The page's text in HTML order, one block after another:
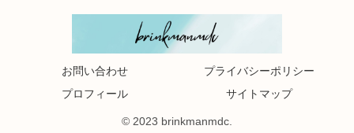
お問い合わせ
プライバシーポリシー
プロフィール
サイトマップ
© 2023 brinkmanmdc.